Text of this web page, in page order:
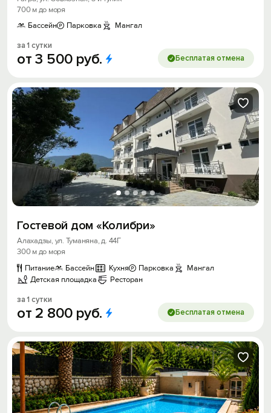
700 м до моря
Бассейн
Парковка Мангал
за 1 сутки
от3 500 руб. Бесплатая отмена
Гостевой дом «Колибри»
Алахадзы, ул. Туманяна, д. 44Г
300 м до моря
Питание
Бассейн Кухня Парковка
Мангал
Детская площадка
Ресторан
за 1 сутки
от 2 800 руб. Бесплатая отмена